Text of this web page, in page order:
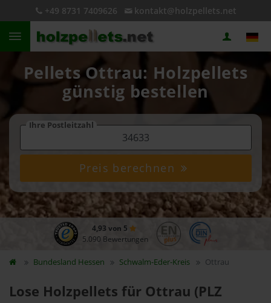
+49 8731 7409626 kontakt@holzpellets.net
Pellets Ottrau: Holzpellets
günstig bestellen
Ihre Postleitzahl
Preis berechnen
4,93 von 5
5.090 Bewertungen
Bundesland Hessen Schwalm-Eder-Kreis Ottrau
Lose Holzpellets für Ottrau (PLZ